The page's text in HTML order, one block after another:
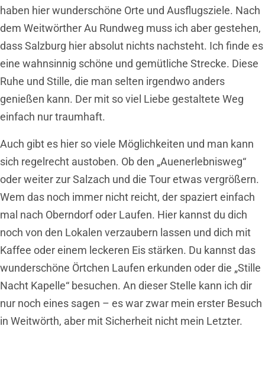
haben hier wunderschöne Orte und Ausflugsziele. Nach
dem Weitwörther Au Rundweg muss ich aber gestehen,
dass Salzburg hier absolut nichts nachsteht. Ich finde es
eine wahnsinnig schöne und gemütliche Strecke. Diese
Ruhe und Stille, die man selten irgendwo anders
genießen kann. Der mit so viel Liebe gestaltete Weg
einfach nur traumhaft.
Auch gibt es hier so viele Möglichkeiten und man kann
sich regelrecht austoben. Ob den „Auenerlebnisweg“
oder weiter zur Salzach und die Tour etwas vergrößern.
Wem das noch immer nicht reicht, der spaziert einfach
mal nach Oberndorf oder Laufen. Hier kannst du dich
noch von den Lokalen verzaubern lassen und dich mit
Kaffee oder einem leckeren Eis stärken. Du kannst das
wunderschöne Örtchen Laufen erkunden oder die „Stille
Nacht Kapelle“ besuchen. An dieser Stelle kann ich dir
nur noch eines sagen – es war zwar mein erster Besuch
in Weitwörth, aber mit Sicherheit nicht mein Letzter.